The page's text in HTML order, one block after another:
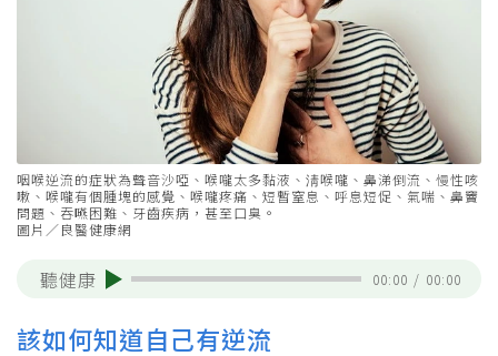
咽喉逆流的症狀為聲音沙啞、喉嚨太多黏液、淸喉嚨、鼻涕倒流、慢性咳
嗽、喉嚨有個腫塊的感覺、喉嚨疼痛、短暫窒息、呼息短促、氣喘、鼻竇
問題、吞嚥困難、牙齒疾病，甚至口臭。
圖片／良醫健康網
聽健康 00:00 / 00:00
該如何知道自己有逆流